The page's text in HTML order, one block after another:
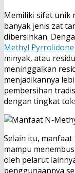
Memiliki sifat unik
banyak jenis zat
dibersihkan.
Methyl Pyrrolidone
minyak, atau
meninggalkan
menjadikannya
pembersihan
dengan tingkat
Selain itu,
mampu
oleh pelarut
penggunaannya